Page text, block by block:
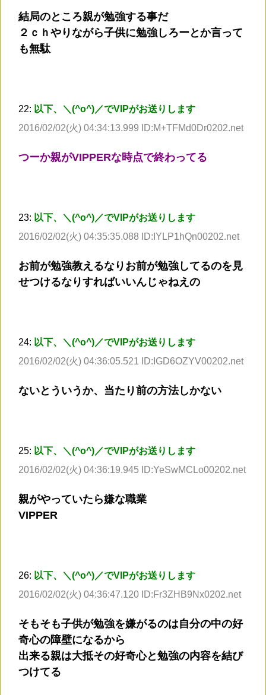
結局のところ親が勉強する事だ
２ｃｈやりながら子供に勉強しろーとか言って
も無駄
22: 以下、＼(^o^)／でVIPがお送りします
2016/02/02(火) 04:34:13.999 ID:M+TFMd0Dr0202.net
つーか親がVIPPERな時点で終わってる
23: 以下、＼(^o^)／でVIPがお送りします
2016/02/02(火) 04:35:35.088 ID:IYLP1hQn00202.net
お前が勉強教えるなりお前が勉強してるのを見
せつけるなりすればいいんじゃねえの
24: 以下、＼(^o^)／でVIPがお送りします
2016/02/02(火) 04:36:05.521 ID:IGD6OZYV00202.net
ないとういうか、当たり前の方法しかない
25: 以下、＼(^o^)／でVIPがお送りします
2016/02/02(火) 04:36:19.945 ID:YeSwMCLo00202.net
親がやっていたら嫌な職業
VIPPER
26: 以下、＼(^o^)／でVIPがお送りします
2016/02/02(火) 04:36:47.120 ID:Fr3ZHB9Nx0202.net
そもそも子供が勉強を嫌がるのは自分の中の好
奇心の障壁になるから
出来る親は大抵その好奇心と勉強の内容を結び
つけてる